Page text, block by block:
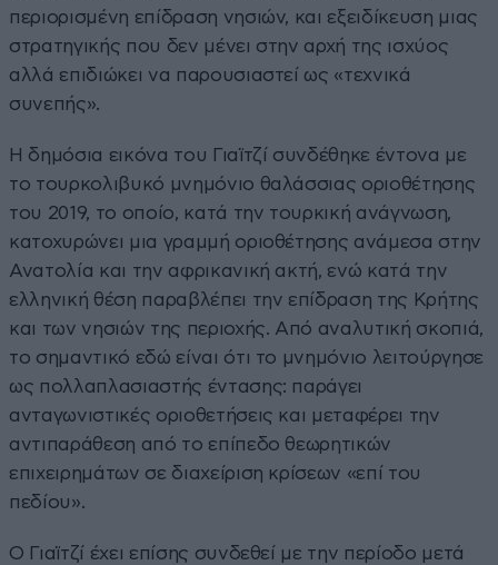
περιορισμένη επίδραση νησιών, και εξειδίκευση μιας
στρατηγικής που δεν μένει στην αρχή της ισχύος
αλλά επιδιώκει να παρουσιαστεί ως «τεχνικά
συνεπής».
Η δημόσια εικόνα του Γιαϊτζί συνδέθηκε έντονα με
το τουρκολιβυκό μνημόνιο θαλάσσιας οριοθέτησης
του 2019, το οποίο, κατά την τουρκική ανάγνωση,
κατοχυρώνει μια γραμμή οριοθέτησης ανάμεσα στην
Ανατολία και την αφρικανική ακτή, ενώ κατά την
ελληνική θέση παραβλέπει την επίδραση της Κρήτης
και των νησιών της περιοχής. Από αναλυτική σκοπιά,
το σημαντικό εδώ είναι ότι το μνημόνιο λειτούργησε
ως πολλαπλασιαστής έντασης: παράγει
ανταγωνιστικές οριοθετήσεις και μεταφέρει την
αντιπαράθεση από το επίπεδο θεωρητικών
επιχειρημάτων σε διαχείριση κρίσεων «επί του
πεδίου».
Ο Γιαϊτζί έχει επίσης συνδεθεί με την περίοδο μετά